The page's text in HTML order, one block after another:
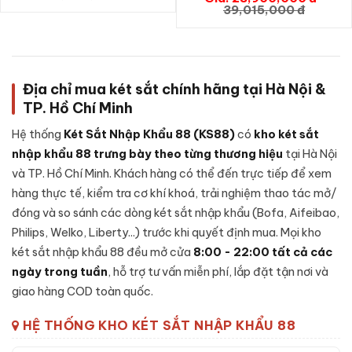
Để đảm bảo độ an toàn và tuổi thọ lâu dài, Két sắt Liberty
nhiều lớp, từng chi tiết được gia công cẩn thận:
Lớp ngoài:
Thép tấm cường độ cao, sơn tĩnh điện cao cấp
chống trầy xước và bong sơn theo thời gian sử dụng.
hợp vật liệu cách nhiệt chịu nhiệt độ cao - giữ tài sản, giấy
tờ an toàn trong sự cố hoả hoạn.
Lớp trong:Thép tấm gia cường, vách nhung chống trầy
cho tài sản đặt bên trong, có ngăn phụ tiện lợi.
Cánh két:Đúc nguyên khối thép đặc dày, gờ cánh khít với
thân, đệm chống khói thoát.
Hệ chốt + bản lề:
Chốt thép đa hướng kết hợp bản lề chìm
bên trong cánh - chống cạy phá toàn diện.
Đặc tính kỹ thuật Két sắt Liberty
39,015,000 đ
Địa chỉ mua két sắt chính hãng tại Hà Nội &
TP. Hồ Chí Minh
Hệ thống Két Sắt Nhập Khẩu 88 (KS88)có kho két sắt
nhập khẩu 88 trưng bày theo từng thương hiệu tại Hà Nội
và TP. Hồ Chí Minh. Khách hàng có thể đến trực tiếp để xem
hàng thực tế, kiểm tra cơ khí khoá, trải nghiệm thao tác mở/
đóng và so sánh các dòng két sắt nhập khẩu (Bofa, Aifeibao,
Philips, Welko, Liberty...) trước khi quyết định mua. Mọi kho
két sắt nhập khẩu 88 đều mở cửa 8:00 - 22:00 tất cả các
ngày trong tuần, hỗ trợ tư vấn miễn phí, lắp đặt tận nơi và
giao hàng COD toàn quốc.
HỆ THỐNG KHO KÉT SẮT NHẬP KHẨU 88